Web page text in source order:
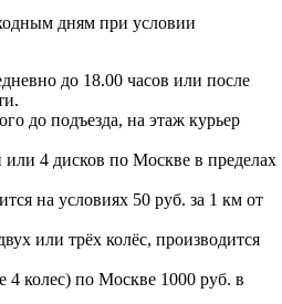
дням при условии
до 18.00 часов или после
до подъезда, на этаж курьер
4 дисков по Москве в пределах
на условиях 50 руб. за 1 км от
или трёх колёс, производится
4 колес) по Москве 1000 руб. в